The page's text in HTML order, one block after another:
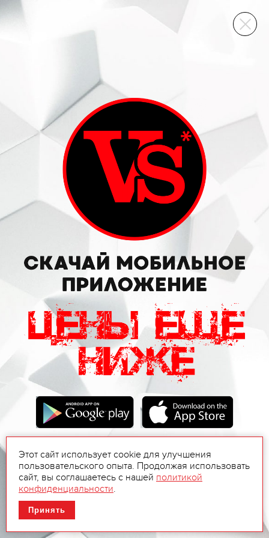
ВИННЫЙ СКЛАД
Этот сайт использует cookie для улучшения
пользовательского опыта. Продолжая использовать
сайт, вы соглашаетесь с нашей политикой
конфиденциальности.
Принять